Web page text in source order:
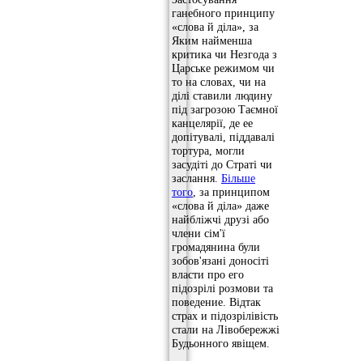
ганебного принципу
«слова й діла», за
Яким найменша
критика чи Незгода з
Царське режимом чи
то на словах, чи на
ділі ставили людину
під загрозою Таємної
канцелярії, де ее
допітувалі, піддавалі
тортура, могли
засудіті до Страті чи
заслання. Більше
того , за принципом
«слова й діла» даже
найбліжчі друзі або
члени сім'ї
громадянина були
зобов'язані доносіті
власти про его
підозрілі розмови та
поведение. Відтак
страх и підозрілівість
стали на Лівобережжі
Будьонного явіщем.